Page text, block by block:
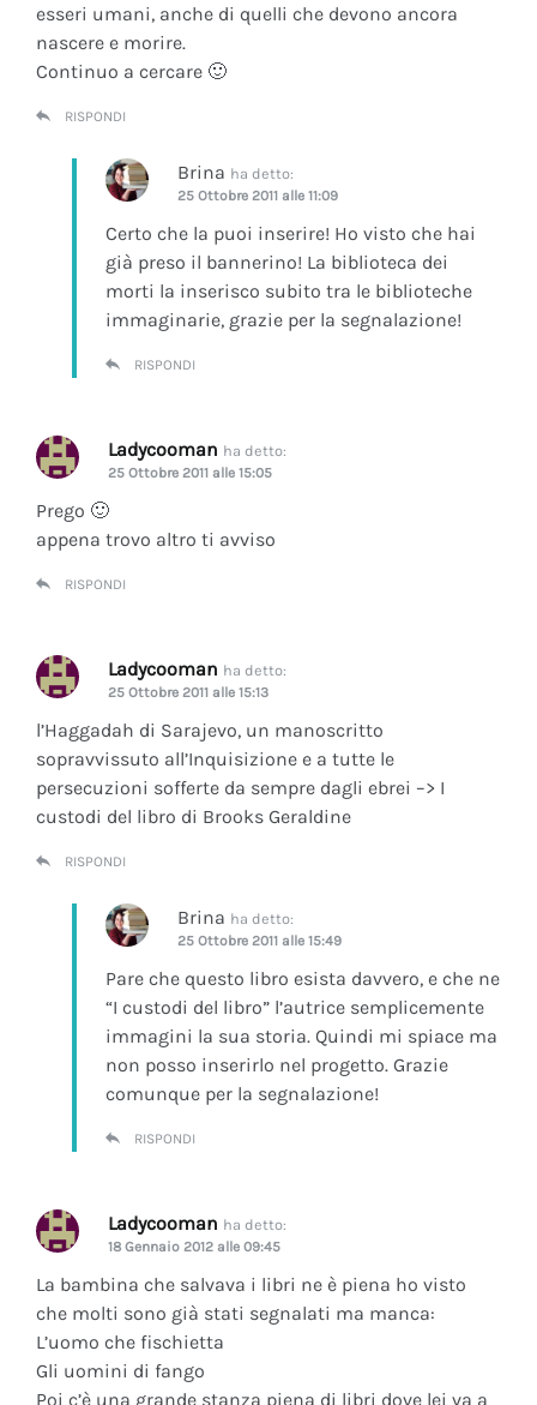
esseri umani, anche di quelli che devono ancora
nascere e morire.
Continuo a cercare 🙂
RISPONDI
Brina ha detto:
25 Ottobre 2011 alle 11:09
Certo che la puoi inserire! Ho visto che hai
già preso il bannerino! La biblioteca dei
morti la inserisco subito tra le biblioteche
immaginarie, grazie per la segnalazione!
RISPONDI
Ladycooman ha detto:
25 Ottobre 2011 alle 15:05
Prego 🙂
appena trovo altro ti avviso
RISPONDI
Ladycooman ha detto:
25 Ottobre 2011 alle 15:13
l’Haggadah di Sarajevo, un manoscritto
sopravvissuto all’Inquisizione e a tutte le
persecuzioni sofferte da sempre dagli ebrei –> I
custodi del libro di Brooks Geraldine
RISPONDI
Brina ha detto:
25 Ottobre 2011 alle 15:49
Pare che questo libro esista davvero, e che ne
“I custodi del libro” l’autrice semplicemente
immagini la sua storia. Quindi mi spiace ma
non posso inserirlo nel progetto. Grazie
comunque per la segnalazione!
RISPONDI
Ladycooman ha detto:
18 Gennaio 2012 alle 09:45
La bambina che salvava i libri ne è piena ho visto
che molti sono già stati segnalati ma manca:
L’uomo che fischietta
Gli uomini di fango
Poi c’è una grande stanza piena di libri dove lei va a